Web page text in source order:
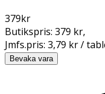
379kr
Butikspris: 379 kr,
Jmfs.pris: 3,79 kr /
Bevaka vara